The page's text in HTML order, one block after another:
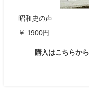
昭和史の声
￥ 1900円
購入はこちらから